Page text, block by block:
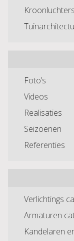
Foto’s
Videos
Realisaties
Seizoenen
Referenties
Verlichtings
Armaturen
Kandelaren